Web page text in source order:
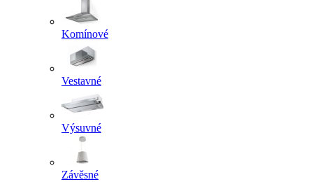
Komínové
Vestavné
Výsuvné
Závěsné